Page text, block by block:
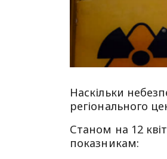
Наскільки
регіонального
Станом на 12
показникам: